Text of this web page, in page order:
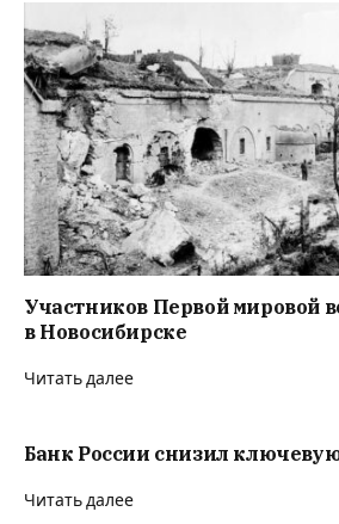
Участников Первой мировой
в Новосибирске
Читать далее
Банк России снизил
Читать далее